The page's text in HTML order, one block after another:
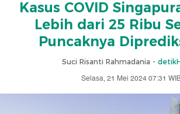
Kasus COVID
Lebih dari 25 Ribu
Puncaknya
Suci Risanti Rahmadania -
Selasa, 21 Mei 2024 07:31